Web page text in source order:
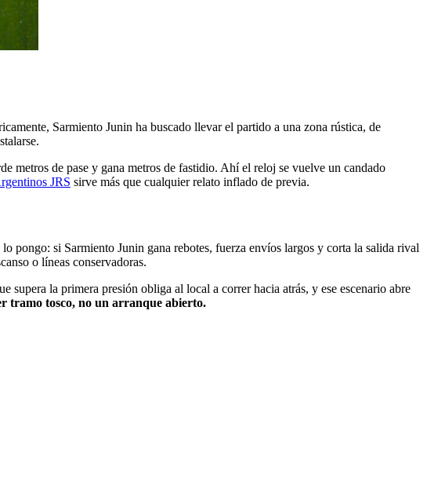
Sarmiento Junin ha buscado llevar el partido a una zona rústica, de
metros de pase y gana metros de fastidio. Ahí el reloj se vuelve un candado
JRS sirve más que cualquier relato inflado de previa.
pongo: si Sarmiento Junin gana rebotes, fuerza envíos largos y corta la salida rival
o líneas conservadoras.
la primera presión obliga al local a correr hacia atrás, y ese escenario abre
tramo tosco, no un arranque abierto.